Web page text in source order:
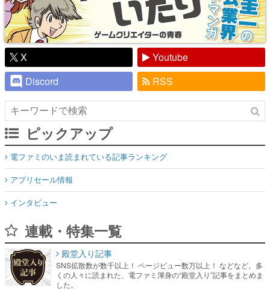
X
Youtube
Discord
RSS
ピックアップ
電ファミのいま読まれている記事ランキング
アプリセール情報
インタビュー
連載・特集一覧
殿堂入り記事
SNS拡散数が数千以上！ ページビュー数万以上！ などなど。多
くの人々に読まれた、電ファミ渾身の“殿堂入り”記事をまとめま
した。